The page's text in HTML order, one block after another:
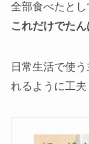
全部食べたとし
これだけでた
日常生活で使
れるように工夫